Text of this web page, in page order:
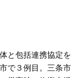
と包括連携協定を
で３例目。三条市